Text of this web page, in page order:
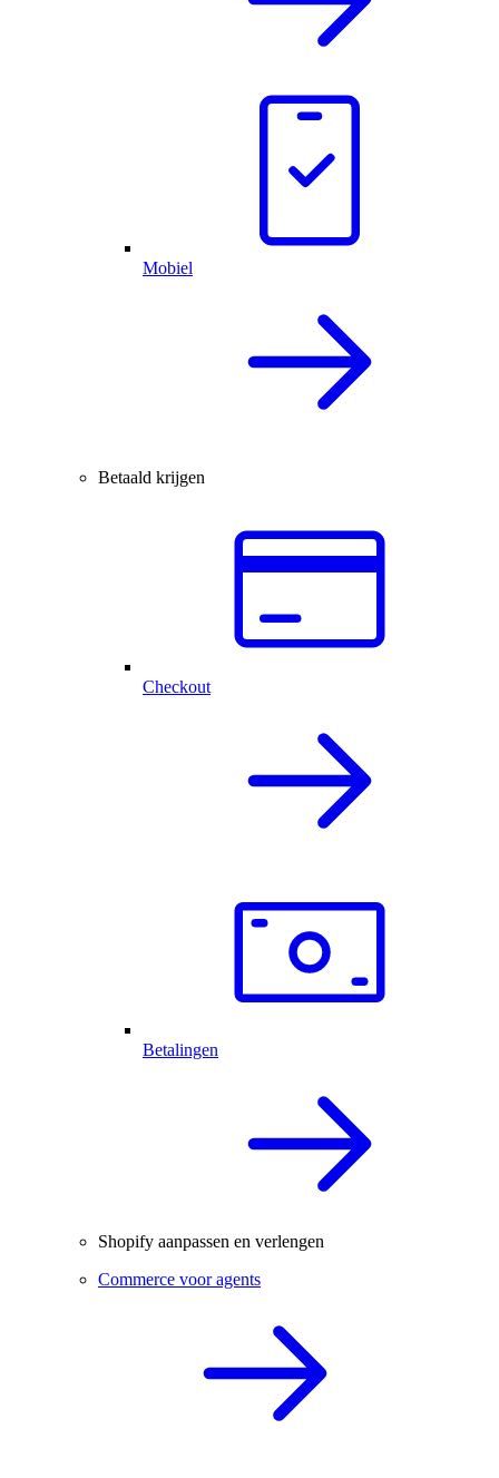
Mobiel
Betaald krijgen
Checkout
Betalingen
Shopify aanpassen en verlengen
Commerce voor agents